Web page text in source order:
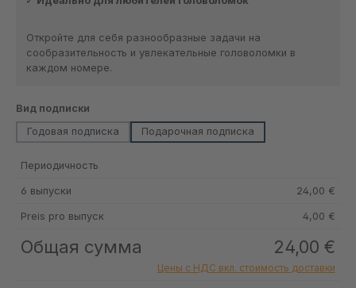
Откройте для себя разнообразные задачи на
сообразительность и увлекательные головоломки в
каждом номере.
Выберите
Вид подписки
Годовая подписка
Подарочная подписка
Периодичность
6 выпуски 24,00 €
Preis pro выпуск 4,00 €
Общая сумма 24,00 €
Цены с НДС вкл. стоимость доставки